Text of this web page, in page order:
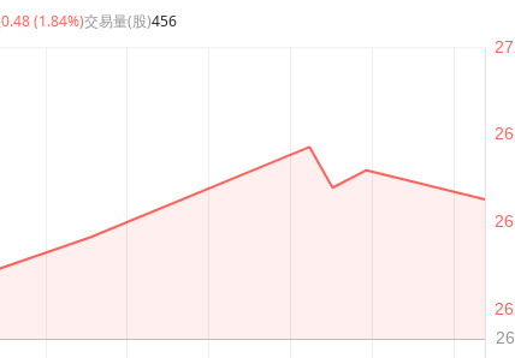
0.48 (1.84%)交易量(股)456